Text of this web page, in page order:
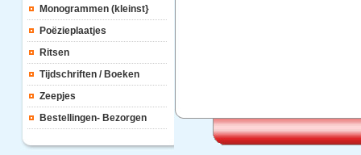
Monogrammen (kleinst}
Poëzieplaatjes
Ritsen
Tijdschriften / Boeken
Zeepjes
Bestellingen- Bezorgen